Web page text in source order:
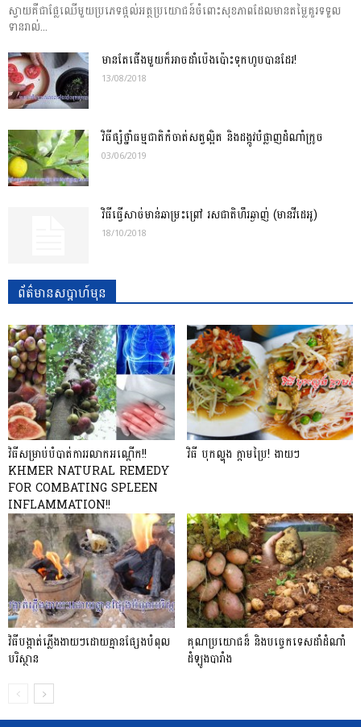
ស្វាយ​​គឺ​ជា​ផ្លែ​ឈើ​មួយ​ប្រ​ភេទ​ផ្តល់​អត្ថ​ប្រ​យោជន៍​ចំ​ពោះ​សុខ​ភាព​ដែល​មាន​តម្លៃគួរ​​ទទួល​
ទាន​រាល់...
មានតែផើងមួយក៏អាចដាំប៉េងប៉ោះទុកហូបបានដែរ!
13/08/2018
វិធីផ្សំថ្នាំធម្មជាតិកំចាត់សត្វល្អិត និងដង្កូវបំផ្លាញដំណាំក្រូច
03/06/2019
វិធីធ្វើសាច់មាន់ឆាម្រះព្រៅ រសជាតិហឹរឆ្ងាញ់ (មានវីដេអូ)
18/10/2018
ព័ត៌មានសប្តាហ៍មុន
វិធីសម្រាប់បំបាត់ការរលាកអណ្តើក​!!
KHMER NATURAL REMEDY
FOR COMBATING SPLEEN
INFLAMMATION!!
វិធី បុកល្ហុង ក្តាមប្រៃ! ងាយៗ
វិធីបង្កាត់ភ្លើងងាយៗដោយគ្មានផ្សែងបំពុល
បរិស្ថាន
គុណប្រយោជន៏ និងបចេ្ចកទេសដាំដំណាំ
ដំឡូងបារាំង